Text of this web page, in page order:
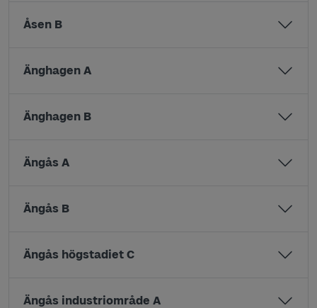
Åsen B
Änghagen A
Änghagen B
Ängås A
Ängås B
Ängås högstadiet C
Ängås industriområde A